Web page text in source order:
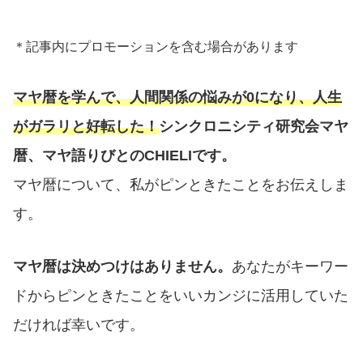
＊記事内にプロモーションを含む場合があります
マヤ暦を学んで、人間関係の悩みが0になり、人生
がガラリと好転した！シンクロニシティ研究会マヤ
暦、マヤ語りびとのCHIELIです。
マヤ暦について、私がピンときたことをお伝えしま
す。
マヤ暦は決めつけはありません。 あなたがキーワー
ドからピンときたことをいいカンジに活用していた
だければ幸いです。